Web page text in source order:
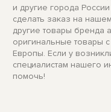
и другие города
сделать заказ на
другие товары бренда
оригинальные товары
Европы. Если у
специалистам нашего
помочь!